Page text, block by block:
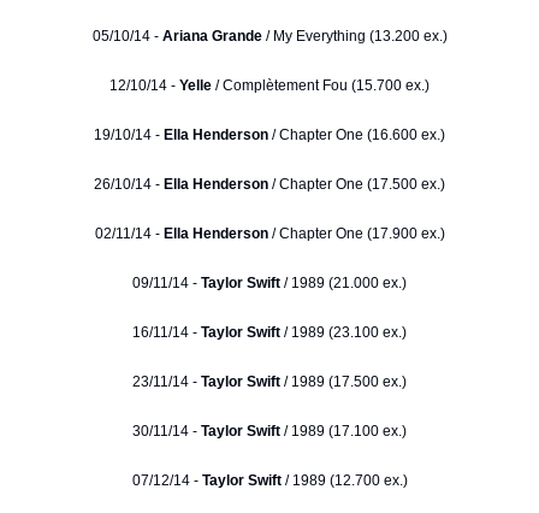
05/10/14 -Ariana Grande/ My Everything (13.200 ex.)
12/10/14 - Yelle / Complètement Fou (15.700 ex.)
19/10/14 - Ella Henderson / Chapter One (16.600 ex.)
26/10/14 - Ella Henderson / Chapter One (17.500 ex.)
02/11/14 - Ella Henderson/ Chapter One (17.900 ex.)
09/11/14 - Taylor Swift / 1989 (21.000 ex.)
16/11/14 - Taylor Swift / 1989 (23.100 ex.)
23/11/14 - Taylor Swift / 1989 (17.500 ex.)
30/11/14 - Taylor Swift / 1989 (17.100 ex.)
07/12/14 - Taylor Swift/ 1989 (12.700 ex.)